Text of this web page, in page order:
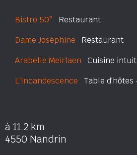
Bistro 50° Restaurant
Dame Joséphine Restaurant
Arabelle Meirlaen Cuisine
L'Incandescence Table
à 11.2 km
4550 Nandrin